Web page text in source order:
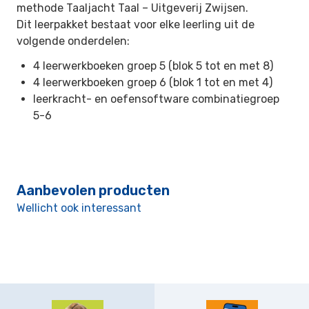
methode Taaljacht Taal – Uitgeverij Zwijsen.
Dit leerpakket bestaat voor elke leerling uit de
volgende onderdelen:
4 leerwerkboeken groep 5 (blok 5 tot en met 8)
4 leerwerkboeken groep 6 (blok 1 tot en met 4)
leerkracht- en oefensoftware combinatiegroep
5-6
Aanbevolen producten
Wellicht ook interessant